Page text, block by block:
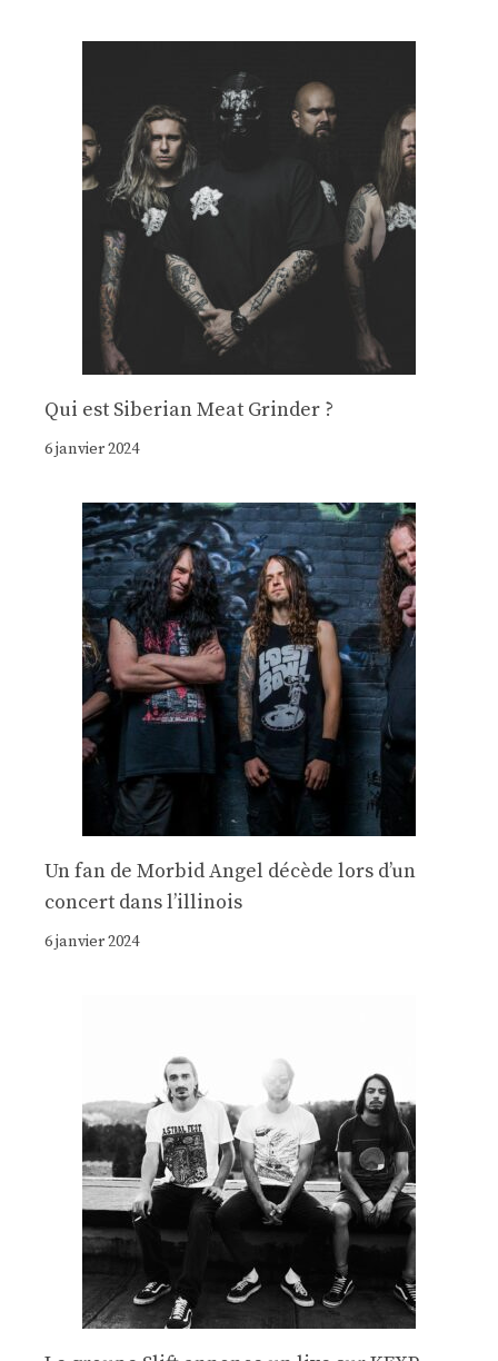
Qui est Siberian Meat Grinder ?
6 janvier 2024
Un fan de Morbid Angel décède lors d’un
concert dans l’illinois
6 janvier 2024